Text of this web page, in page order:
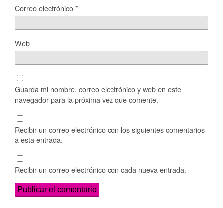
Correo electrónico*
Web
Guarda mi nombre, correo electrónico y web en este
navegador para la próxima vez que comente.
Recibir un correo electrónico con los siguientes comentarios
a esta entrada.
Recibir un correo electrónico con cada nueva entrada.